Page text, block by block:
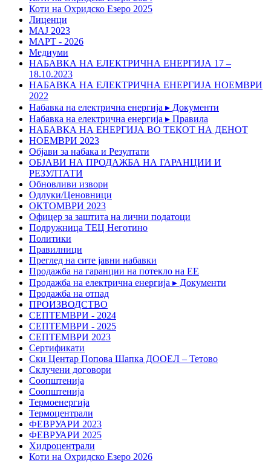
Коти на Охридско Езеро 2025
Лиценци
МАЈ 2023
МАРТ - 2026
Медиуми
НАБАВКА НА ЕЛЕКТРИЧНА ЕНЕРГИЈА 17 –
18.10.2023
НАБАВКА НА ЕЛЕКТРИЧНА ЕНЕРГИЈА НОЕМВРИ
2022
Набавка на електрична енергија ▸ Документи
Набавка на електрична енергија ▸ Правила
НАБАВКА НА ЕНЕРГИЈА ВО ТЕКОТ НА ДЕНОТ
НОЕМВРИ 2023
Објави за набака и Резултати
ОБЈАВИ НА ПРОДАЖБА НА ГАРАНЦИИ И
РЕЗУЛТАТИ
Обновливи извори
Одлуки/Ценовници
ОКТОМВРИ 2023
Офицер за заштита на лични податоци
Подружница ТЕЦ Неготино
Политики
Правилници
Преглед на сите јавни набавки
Продажба на гаранции на потекло на ЕЕ
Продажба на електрична енергија ▸ Документи
Продажба на отпад
ПРОИЗВОДСТВО
СЕПТЕМВРИ - 2024
СЕПТЕМВРИ - 2025
СЕПТЕМВРИ 2023
Сертификати
Ски Центар Попова Шапка ДООЕЛ – Тетово
Склучени договори
Соопштенија
Соопштенија
Термоенергија
Термоцентрали
ФЕВРУАРИ 2023
ФЕВРУАРИ 2025
Хидроцентрали
Коти на Охридско Езеро 2026